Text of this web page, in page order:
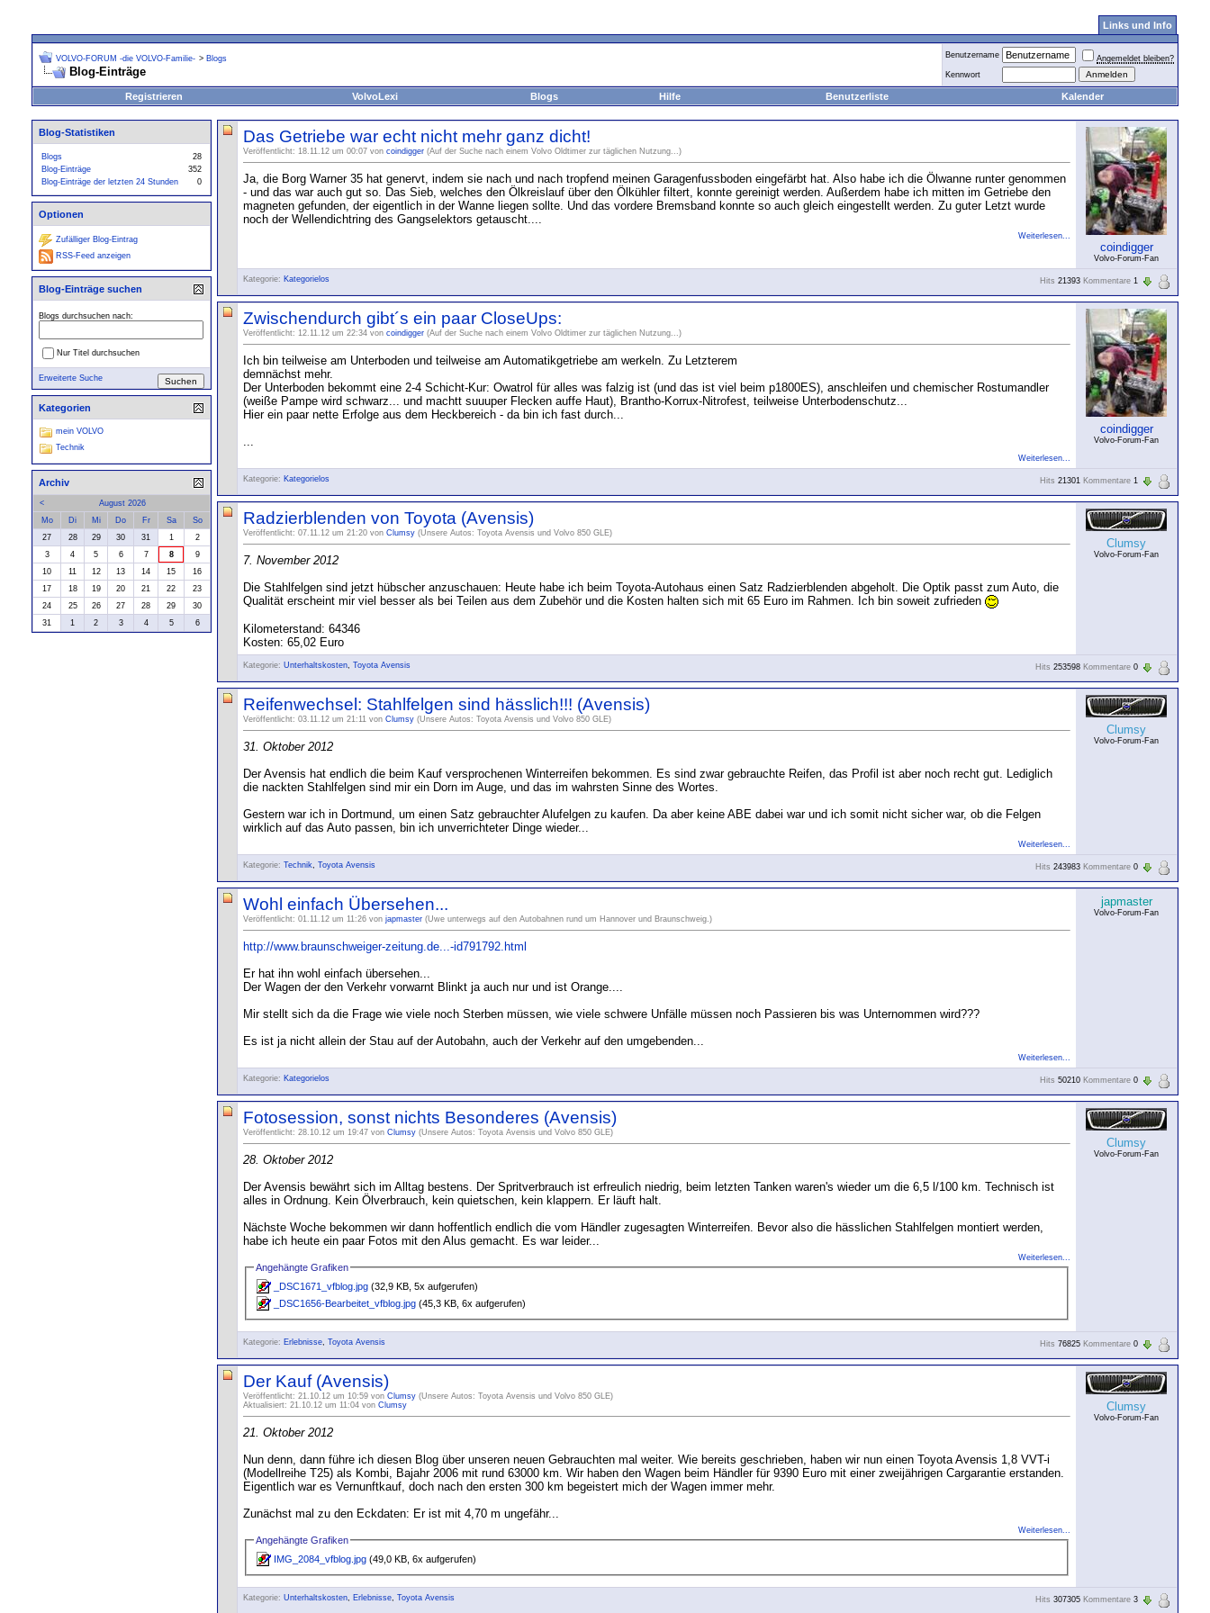
Links und Info
VOLVO-FORUM -die VOLVO-Familie- > Blogs
Blog-Einträge
Benutzername
Angemeldet bleiben?
Kennwort
Registrieren VolvoLexi Blogs Hilfe Benutzerliste Kalender
Das Getriebe war echt nicht mehr ganz dicht!
Veröffentlicht: 18.11.12 um 00:07 von coindigger (Auf der Suche nach einem Volvo Oldtimer zur täglichen Nutzung...)
Ja, die Borg Warner 35 hat genervt, indem sie nach und nach tropfend meinen Garagenfussboden eingefärbt hat. Also habe ich die Ölwanne runter genommen
- und das war auch gut so. Das Sieb, welches den Ölkreislauf über den Ölkühler filtert, konnte gereinigt werden. Außerdem habe ich mitten im Getriebe den
magneten gefunden, der eigentlich in der Wanne liegen sollte. Und das vordere Bremsband konnte so auch gleich eingestellt werden. Zu guter Letzt wurde
noch der Wellendichtring des Gangselektors getauscht....
Weiterlesen...
coindigger
Volvo-Forum-Fan
Kategorie: Kategorielos Hits 21393 Kommentare 1
Zwischendurch gibt´s ein paar CloseUps:
Veröffentlicht: 12.11.12 um 22:34 von coindigger (Auf der Suche nach einem Volvo Oldtimer zur täglichen Nutzung...)
Ich bin teilweise am Unterboden und teilweise am Automatikgetriebe am werkeln. Zu Letzterem
demnächst mehr.
Der Unterboden bekommt eine 2-4 Schicht-Kur: Owatrol für alles was falzig ist (und das ist viel beim p1800ES), anschleifen und chemischer Rostumandler
(weiße Pampe wird schwarz... und machtt suuuper Flecken auffe Haut), Brantho-Korrux-Nitrofest, teilweise Unterbodenschutz...
Hier ein paar nette Erfolge aus dem Heckbereich - da bin ich fast durch...
Weiterlesen...
coindigger
Volvo-Forum-Fan
Kategorie: Kategorielos Hits 21301 Kommentare 1
Radzierblenden von Toyota (Avensis)
Veröffentlicht: 07.11.12 um 21:20 von Clumsy (Unsere Autos: Toyota Avensis und Volvo 850 GLE)
7. November 2012
Die Stahlfelgen sind jetzt hübscher anzuschauen: Heute habe ich beim Toyota-Autohaus einen Satz Radzierblenden abgeholt. Die Optik passt zum Auto, die
Qualität erscheint mir viel besser als bei Teilen aus dem Zubehör und die Kosten halten sich mit 65 Euro im Rahmen. Ich bin soweit zufrieden
Kilometerstand: 64346
Kosten: 65,02 Euro
Clumsy
Volvo-Forum-Fan
Kategorie: Unterhaltskosten, Toyota Avensis Hits 253598 Kommentare 0
Reifenwechsel: Stahlfelgen sind hässlich!!! (Avensis)
Veröffentlicht: 03.11.12 um 21:11 von Clumsy (Unsere Autos: Toyota Avensis und Volvo 850 GLE)
31. Oktober 2012
Der Avensis hat endlich die beim Kauf versprochenen Winterreifen bekommen. Es sind zwar gebrauchte Reifen, das Profil ist aber noch recht gut. Lediglich
die nackten Stahlfelgen sind mir ein Dorn im Auge, und das im wahrsten Sinne des Wortes.
Gestern war ich in Dortmund, um einen Satz gebrauchter Alufelgen zu kaufen. Da aber keine ABE dabei war und ich somit nicht sicher war, ob die Felgen
wirklich auf das Auto passen, bin ich unverrichteter Dinge wieder...
Weiterlesen...
Clumsy
Volvo-Forum-Fan
Kategorie: Technik, Toyota Avensis Hits 243983 Kommentare 0
Wohl einfach Übersehen...
Veröffentlicht: 01.11.12 um 11:26 von japmaster (Uwe unterwegs auf den Autobahnen rund um Hannover und Braunschweig.)
http://www.braunschweiger-zeitung.de...-id791792.html
Er hat ihn wohl einfach übersehen...
Der Wagen der den Verkehr vorwarnt Blinkt ja auch nur und ist Orange....
Mir stellt sich da die Frage wie viele noch Sterben müssen, wie viele schwere Unfälle müssen noch Passieren bis was Unternommen wird???
Es ist ja nicht allein der Stau auf der Autobahn, auch der Verkehr auf den umgebenden...
Weiterlesen...
japmaster
Volvo-Forum-Fan
Kategorie: Kategorielos Hits 50210 Kommentare 0
Fotosession, sonst nichts Besonderes (Avensis)
Veröffentlicht: 28.10.12 um 19:47 von Clumsy (Unsere Autos: Toyota Avensis und Volvo 850 GLE)
28. Oktober 2012
Der Avensis bewährt sich im Alltag bestens. Der Spritverbrauch ist erfreulich niedrig, beim letzten Tanken waren's wieder um die 6,5 l/100 km. Technisch ist
alles in Ordnung. Kein Ölverbrauch, kein quietschen, kein klappern. Er läuft halt.
Nächste Woche bekommen wir dann hoffentlich endlich die vom Händler zugesagten Winterreifen. Bevor also die hässlichen Stahlfelgen montiert werden,
habe ich heute ein paar Fotos mit den Alus gemacht. Es war leider...
Weiterlesen...
Angehängte Grafiken
_DSC1671_vfblog.jpg (32,9 KB, 5x aufgerufen)
_DSC1656-Bearbeitet_vfblog.jpg (45,3 KB, 6x aufgerufen)
Clumsy
Volvo-Forum-Fan
Kategorie: Erlebnisse, Toyota Avensis Hits 76825 Kommentare 0
Der Kauf (Avensis)
Veröffentlicht: 21.10.12 um 10:59 von Clumsy (Unsere Autos: Toyota Avensis und Volvo 850 GLE)
Aktualisiert: 21.10.12 um 11:04 von Clumsy
21. Oktober 2012
Nun denn, dann führe ich diesen Blog über unseren neuen Gebrauchten mal weiter. Wie bereits geschrieben, haben wir nun einen Toyota Avensis 1,8 VVT-i
(Modellreihe T25) als Kombi, Bajahr 2006 mit rund 63000 km. Wir haben den Wagen beim Händler für 9390 Euro mit einer zweijährigen Cargarantie erstanden.
Eigentlich war es Vernunftkauf, doch nach den ersten 300 km begeistert mich der Wagen immer mehr.
Zunächst mal zu den Eckdaten: Er ist mit 4,70 m ungefähr...
Weiterlesen...
Angehängte Grafiken
IMG_2084_vfblog.jpg (49,0 KB, 6x aufgerufen)
Clumsy
Volvo-Forum-Fan
Kategorie: Unterhaltskosten, Erlebnisse, Toyota Avensis Hits 307305 Kommentare 3
Blog-Statistiken
Blogs
28
Blog-Einträge
352
Blog-Einträge der letzten 24 Stunden
0
Optionen
Zufälliger Blog-Eintrag
RSS-Feed anzeigen
Blog-Einträge suchen
Blogs durchsuchen nach:
Nur Titel durchsuchen
Erweiterte Suche
Kategorien
mein VOLVO
Technik
Archiv
<
August 2026
Mo
Di Mi Do Fr Sa
So
27
28 29 30 31 1
2
3
4 5 6 7 8
9
10
11 12 13 14 15
16
17
18 19 20 21 22
23
24
25 26 27 28 29
30
31
1 2 3 4 5 6